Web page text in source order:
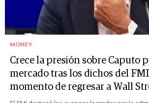
MONEY
Crece la presión sobre Caputo
mercado tras los dichos del
momento de regresar a Wall